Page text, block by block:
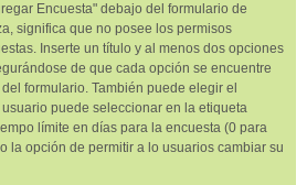
Encuesta" debajo del formulario de
significa que no posee los permisos
Inserte un título y al menos dos opciones
de que cada opción se encuentre
formulario. También puede elegir el
puede seleccionar en la etiqueta
límite en días para la encuesta (0 para
la opción de permitir a lo usuarios cambiar su